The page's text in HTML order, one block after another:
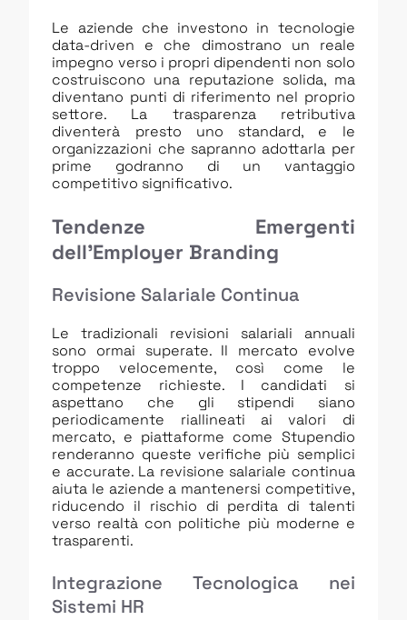
Le aziende che investono in tecnologie
data-driven e che dimostrano un reale
impegno verso i propri dipendenti non solo
costruiscono una reputazione solida, ma
diventano punti di riferimento nel proprio
settore. La trasparenza retributiva
diventerà presto uno standard, e le
organizzazioni che sapranno adottarla per
prime godranno di un vantaggio
competitivo significativo.
Tendenze Emergenti
dell’Employer Branding
Revisione Salariale Continua
Le tradizionali revisioni salariali annuali
sono ormai superate. Il mercato evolve
troppo velocemente, così come le
competenze richieste. I candidati si
aspettano che gli stipendi siano
periodicamente riallineati ai valori di
mercato, e piattaforme come Stupendio
renderanno queste verifiche più semplici
e accurate. La revisione salariale continua
aiuta le aziende a mantenersi competitive,
riducendo il rischio di perdita di talenti
verso realtà con politiche più moderne e
trasparenti.
Integrazione Tecnologica nei
Sistemi HR